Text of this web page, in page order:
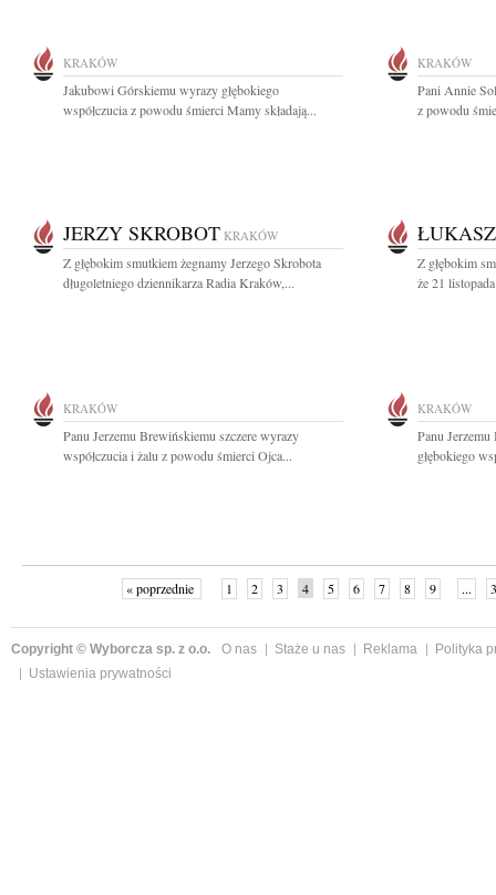
KRAKÓW
Jakubowi Górskiemu wyrazy głębokiego
współczucia z powodu śmierci Mamy składają...
KRAKÓW
Pani Annie
z powodu
JERZY SKROBOT KRAKÓW
Z głębokim smutkiem żegnamy Jerzego Skrobota
długoletniego dziennikarza Radia Kraków,...
Z głębokim
że 21
KRAKÓW
Panu Jerzemu Brewińskiemu szczere wyrazy
współczucia i żalu z powodu śmierci Ojca...
KRAKÓW
Panu
głębokiego
« poprzednie 1 2 3 4 5 6 7 8 9 ...
Copyright © Wyborcza sp. z o.o. O nas Staże u nas Reklama
Polityka
Ustawienia prywatności